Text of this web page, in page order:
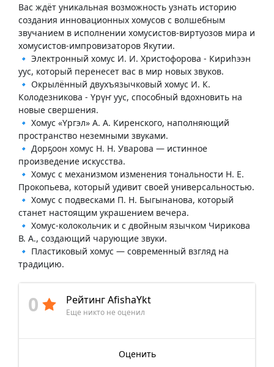
Вас ждёт уникальная возможность узнать историю
создания инновационных хомусов с волшебным
звучанием в исполнении хомусистов-виртуозов мира и
хомусистов-импровизаторов Якутии.
🔹 Электронный хомус И. И. Христофорова - Кириһээн
уус, который перенесет вас в мир новых звуков.
🔹 Окрылённый двухъязычковый хомус И. К.
Колодезникова - Үрүҥ уус, способный вдохновить на
новые свершения.
🔹 Хомус «Үргэл» А. А. Киренского, наполняющий
пространство неземными звуками.
🔹 Дорҕоон хомус Н. Н. Уварова — истинное
произведение искусства.
🔹 Хомус с механизмом изменения тональности Н. Е.
Прокопьева, который удивит своей универсальностью.
🔹 Хомус с подвесками П. Н. Быгынанова, который
станет настоящим украшением вечера.
🔹 Хомус-колокольчик и с двойным язычком Чирикова
В. А., создающий чарующие звуки.
🔹 Пластиковый хомус — современный взгляд на
традицию.
0 Рейтинг AfishaYkt
Еще никто не оценил
Оценить